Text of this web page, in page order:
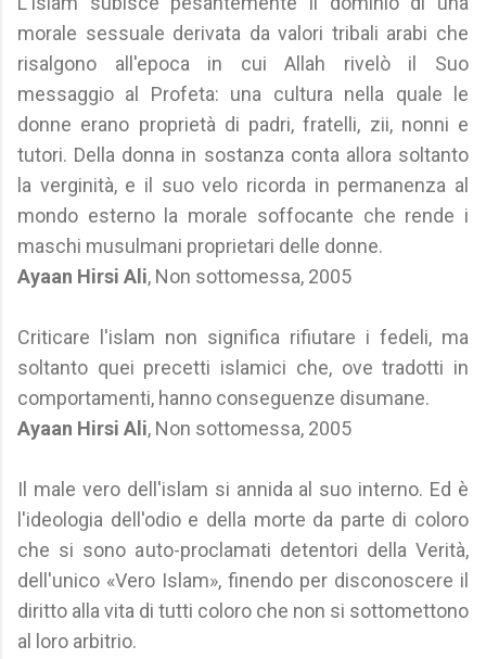
morale sessuale derivata da valori tribali arabi che
risalgono all'epoca in cui Allah rivelò il Suo
messaggio al Profeta: una cultura nella quale le
donne erano proprietà di padri, fratelli, zii, nonni e
tutori. Della donna in sostanza conta allora soltanto
la verginità, e il suo velo ricorda in permanenza al
mondo esterno la morale soffocante che rende i
maschi musulmani proprietari delle donne.
Ayaan Hirsi Ali, Non sottomessa, 2005
Criticare l'islam non significa rifiutare i fedeli, ma
soltanto quei precetti islamici che, ove tradotti in
comportamenti, hanno conseguenze disumane.
Ayaan Hirsi Ali, Non sottomessa, 2005
Il male vero dell'islam si annida al suo interno. Ed è
l'ideologia dell'odio e della morte da parte di coloro
che si sono auto-proclamati detentori della Verità,
dell'unico «Vero Islam», finendo per disconoscere il
diritto alla vita di tutti coloro che non si sottomettono
al loro arbitrio.